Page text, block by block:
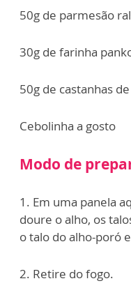
50g de parmesão
30g de farinha
50g de castanhas
Cebolinha a gosto
Modo de
1. Em uma panela
doure o alho, os
o talo do alho-poró
2. Retire do fogo.